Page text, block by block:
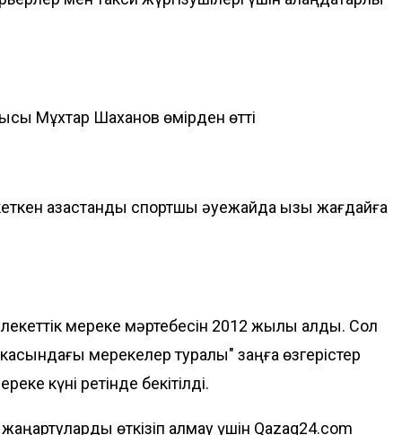
Мұхтар Шаханов өмірден өтті
қазақстандық спортшы әуежайда қызық жағдайға
мереке мәртебесін 2012 жылы алды. Сол
мерекелер туралы" заңға өзгерістер
күні ретінде бекітілді.
өткізіп алмау үшін Qazaq24.com